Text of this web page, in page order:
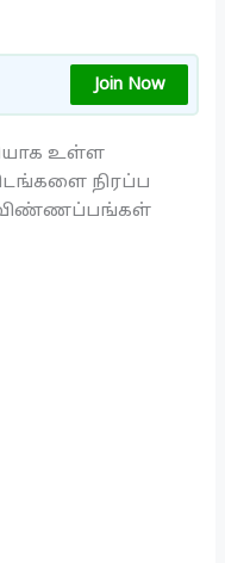
Join Now
உள்ள
நிரப்ப
விண்ணப்பங்கள்